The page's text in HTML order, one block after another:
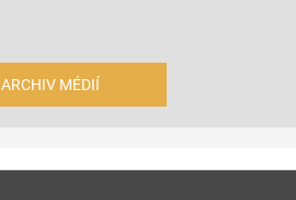
ARCHIV MÉDIÍ